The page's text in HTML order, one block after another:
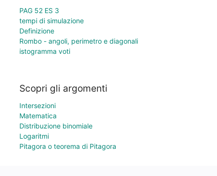
PAG 52 ES 3
tempi di simulazione
Definizione
Rombo - angoli, perimetro e diagonali
istogramma voti
Scopri gli argomenti
Intersezioni
Matematica
Distribuzione binomiale
Logaritmi
Pitagora o teorema di Pitagora